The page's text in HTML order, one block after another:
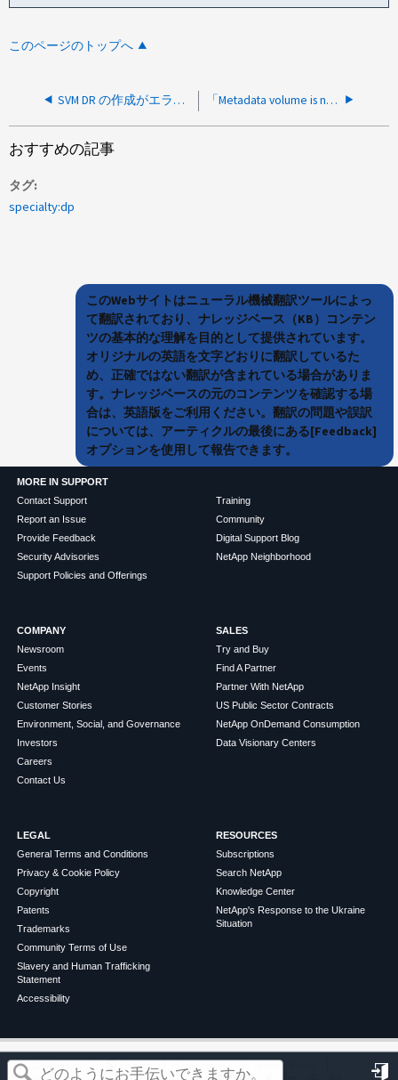
このページのトップへ
SVM DR の作成がエラーで失敗しました：Vserver 名は既に別の Vserver によって使用されています 「Metadata volume is not available」というメッセージが表示されてSVM DRの初期化が失敗する
この記事は役に立ちましたか？
おすすめの記事
タグ
specialty:dp
このWebサイトはニューラル機械翻訳ツールによっ
て翻訳されており、ナレッジベース（KB）コンテン
ツの基本的な理解を目的として提供されています。
オリジナルの英語を文字どおりに翻訳しているた
め、正確ではない翻訳が含まれている場合がありま
す。ナレッジベースの元のコンテンツを確認する場
合は、英語版をご利用ください。翻訳の問題や誤訳
については、アーティクルの最後にある[Feedback]
オプションを使用して報告できます。
MORE IN SUPPORT
Contact Support
Report an Issue
Provide Feedback
Security Advisories
Support Policies and Offerings
Training
Community
Digital Support Blog
NetApp Neighborhood
COMPANY
Newsroom
Events
NetApp Insight
Customer Stories
Environment, Social, and Governance
Investors
Careers
Contact Us
SALES
Try and Buy
Find A Partner
Partner With NetApp
US Public Sector Contracts
NetApp OnDemand Consumption
Data Visionary Centers
LEGAL
General Terms and Conditions
Privacy & Cookie Policy
Copyright
Patents
Trademarks
Community Terms of Use
Slavery and Human Trafficking
Statement
Accessibility
RESOURCES
Subscriptions
Search NetApp
Knowledge Center
NetApp's Response to the Ukraine
Situation
©2026NetApp English Terms of Use
Privacy Policy